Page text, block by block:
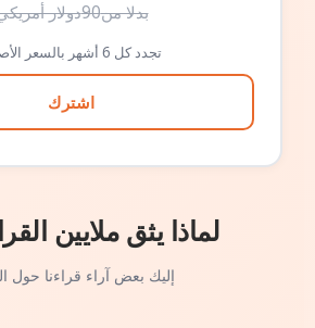
بدلا من90دولار
تجدد كل 6 أشهر بالسعر الأصلي
اشترك
لماذا يثق ملايين
إليك بعض آراء قراءنا حول